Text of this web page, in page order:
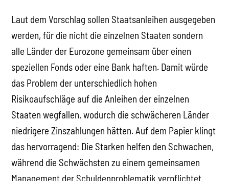
Laut dem Vorschlag sollen Staatsanleihen ausgegeben
werden, für die nicht die einzelnen Staaten sondern
alle Länder der Eurozone gemeinsam über einen
speziellen Fonds oder eine Bank haften. Damit würde
das Problem der unterschiedlich hohen
Risikoaufschläge auf die Anleihen der einzelnen
Staaten wegfallen, wodurch die schwächeren Länder
niedrigere Zinszahlungen hätten. Auf dem Papier klingt
das hervorragend: Die Starken helfen den Schwachen,
während die Schwächsten zu einem gemeinsamen
Management der Schuldenproblematik verpflichtet